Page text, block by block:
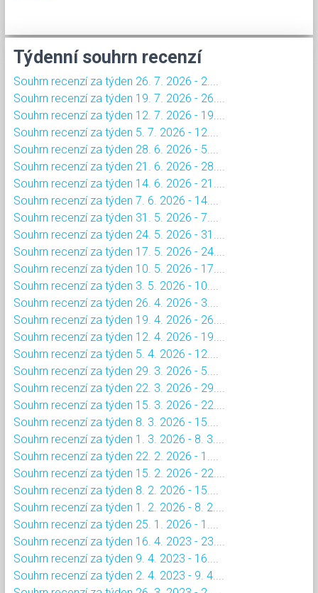
Týdenní souhrn recenzí
Souhrn recenzí za týden 26. 7. 2026 - 2....
Souhrn recenzí za týden 19. 7. 2026 - 26....
Souhrn recenzí za týden 12. 7. 2026 - 19....
Souhrn recenzí za týden 5. 7. 2026 - 12....
Souhrn recenzí za týden 28. 6. 2026 - 5....
Souhrn recenzí za týden 21. 6. 2026 - 28....
Souhrn recenzí za týden 14. 6. 2026 - 21....
Souhrn recenzí za týden 7. 6. 2026 - 14....
Souhrn recenzí za týden 31. 5. 2026 - 7....
Souhrn recenzí za týden 24. 5. 2026 - 31....
Souhrn recenzí za týden 17. 5. 2026 - 24....
Souhrn recenzí za týden 10. 5. 2026 - 17....
Souhrn recenzí za týden 3. 5. 2026 - 10....
Souhrn recenzí za týden 26. 4. 2026 - 3....
Souhrn recenzí za týden 19. 4. 2026 - 26....
Souhrn recenzí za týden 12. 4. 2026 - 19....
Souhrn recenzí za týden 5. 4. 2026 - 12....
Souhrn recenzí za týden 29. 3. 2026 - 5....
Souhrn recenzí za týden 22. 3. 2026 - 29....
Souhrn recenzí za týden 15. 3. 2026 - 22....
Souhrn recenzí za týden 8. 3. 2026 - 15....
Souhrn recenzí za týden 1. 3. 2026 - 8. 3....
Souhrn recenzí za týden 22. 2. 2026 - 1....
Souhrn recenzí za týden 15. 2. 2026 - 22....
Souhrn recenzí za týden 8. 2. 2026 - 15....
Souhrn recenzí za týden 1. 2. 2026 - 8. 2....
Souhrn recenzí za týden 25. 1. 2026 - 1....
Souhrn recenzí za týden 16. 4. 2023 - 23....
Souhrn recenzí za týden 9. 4. 2023 - 16....
Souhrn recenzí za týden 2. 4. 2023 - 9. 4....